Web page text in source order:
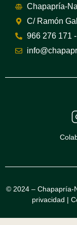
Chapapría-
C/ Ramón
966 276 171
© 2024 – Chapapría-
privacidad |